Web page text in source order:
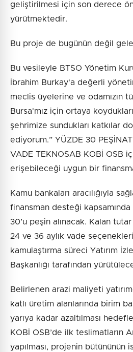
geliştirilmesi için son derece
yürütmektedir.
Bu proje de bugünün değil
Bu vesileyle BTSO Yönetim
İbrahim Burkay'a değerli
meclis üyelerine ve odamızın
Bursa'mız için ortaya
şehrimize sundukları katkılar
ediyorum.” YÜZDE 30
VADE TEKNOSAB KOBİ OSB
erişebileceği uygun bir
Kamu bankaları aracılığıyla
finansman desteği
30’u peşin alınacak. Kalan tutar
24 ve 36 aylık vade
kamulaştırma süreci Yatırım
Başkanlığı tarafından
Belirlenen arazi maliyeti
katlı üretim alanlarında birim
yarıya kadar azaltılması
KOBİ OSB’de ilk teslimatların
yapılması, projenin bütününün